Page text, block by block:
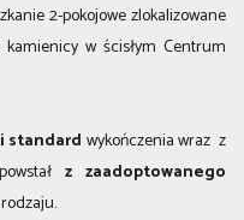
2-pokojowe zlokalizowane
w ścisłym Centrum
standard wykończenia wraz z
z zaadoptowanego